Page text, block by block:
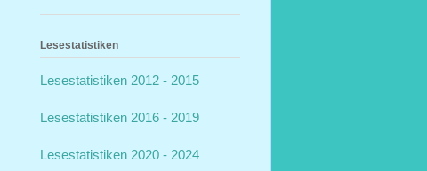
Lesestatistiken
Lesestatistiken 2012 - 2015
Lesestatistiken 2016 - 2019
Lesestatistiken 2020 - 2024